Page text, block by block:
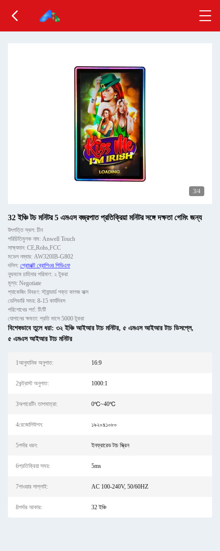
3/4
32 ইঞ্চি টচ মনিটর 5 এমএস বজ্রপাত প্রতিক্রিয়া মনিটর সঙ্গে দক্ষতা গেমিং জন্য
উৎপত্তি স্থল: চীন
পরিচিতিমুলক নাম: Anwell Touch
সাক্ষ্যদান: CE,Rohs,FCC
মডেল নম্বার: AW320IB-G802
দলিল: প্রোডাক্ট ব্রোশিওর পিডিএফ
ন্যূনতম চাহিদার পরিমাণ: ২ টুকরা
মূল্য: Negotiate
প্যাকেজিং বিবরণ: স্ট্যান্ডার্ড শক্ত কাগজ বাক্স
ডেলিভারি সময়: 8-15 কার্যদিবস
পরিশোধের শর্ত: টি/টি
যোগানের ক্ষমতা: প্রতি মাসে 5000 টুকরা
বিশেষভাবে তুলে ধরা: ৩২ ইঞ্চি আইআর টাচ মনিটর, ৫ এমএস আইআর টাচ ডিসপ্লে,
৫ এমএস আইআর টাচ মনিটর
1আনুমানিক অনুপাত: 16:9
2কন্ট্রাস্ট অনুপাত: 1000:1
3অপারেটিং তাপমাত্রা: 0℃~40℃
4রেজোলিউশন: ১৯২০x১০৮০
5পর্দার ধরন: ইনফ্রারেড টাচ স্ক্রিন
6প্রতিক্রিয়া সময়: 5ms
7পাওয়ার সাপ্লাই: AC 100-240V, 50/60HZ
8পর্দার আকার: 32 ইঞ্চি